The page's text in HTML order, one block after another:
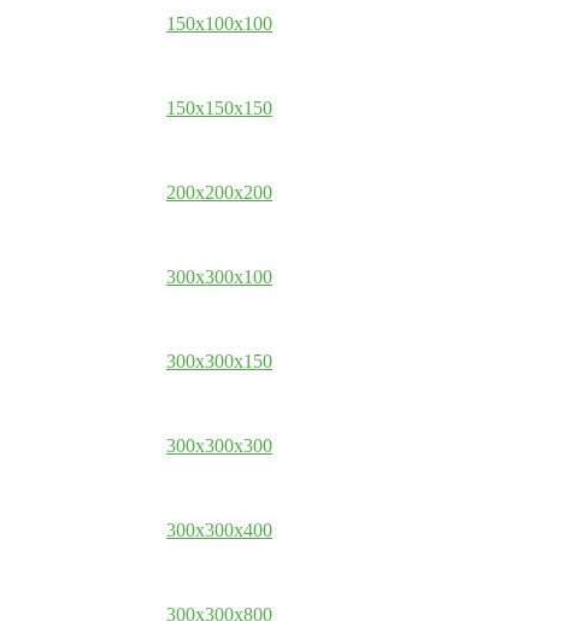
150x100x100
150x150x150
200x200x200
300x300x100
300x300x150
300x300x300
300x300x400
300x300x800